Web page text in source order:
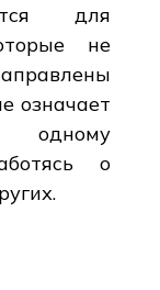
для
не
означает
одному
о